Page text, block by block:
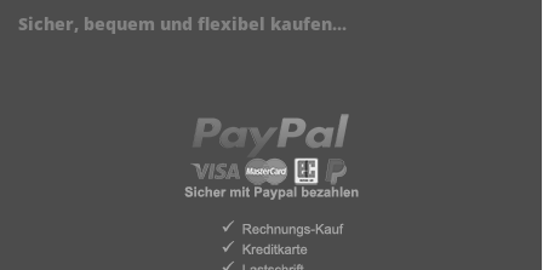
Sicher, bequem und flexibel kaufen...